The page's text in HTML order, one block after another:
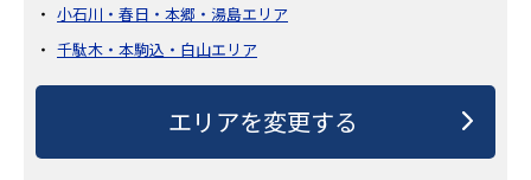
小石川・春日・本郷・湯島エリア
千駄木・本駒込・白山エリア
エリアを変更する